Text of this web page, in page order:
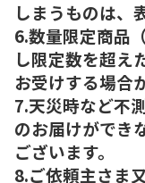
しまうものは、
6.数量限定商品
し限定数を超え
お受けする場合
7.天災時など不
のお届けができ
ございます。
8.ご依頼主さま